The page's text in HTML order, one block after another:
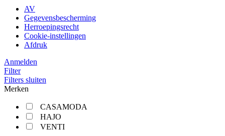
AV
Gegevensbescherming
Herroepingsrecht
Cookie-instellingen
Afdruk
Anmelden
Filter
Filters sluiten
Merken
CASAMODA
HAJO
VENTI